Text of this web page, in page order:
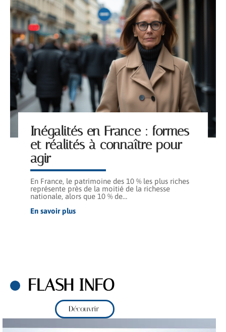
Inégalités en France : formes
et réalités à connaître pour
agir
En France, le patrimoine des 10 % les plus riches
représente près de la moitié de la richesse
nationale, alors que 10 % de…
En savoir plus
FLASH INFO
Découvrir